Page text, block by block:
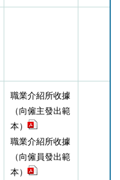
職業介紹所收據
（向僱主發出範
本）
職業介紹所收據
（向僱員發出範
本）